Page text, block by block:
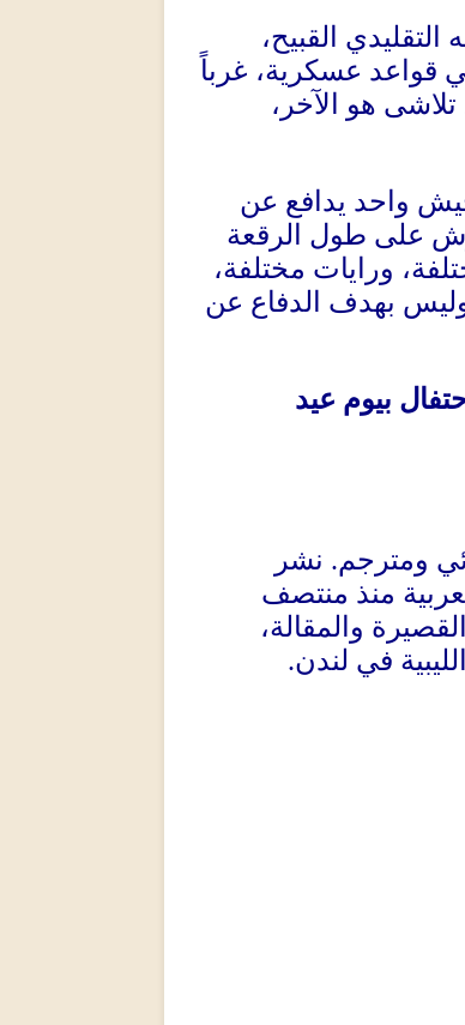
التقليدي القبيح،
قواعد عسكرية، غرباً
تلاشى هو الآخر،
واحد يدافع عن
على طول الرقعة
ورايات مختلفة،
وليس بهدف الدفاع عن
بيوم عيد
ومترجم. نشر
منذ منتصف
والمقالة،
في لندن.